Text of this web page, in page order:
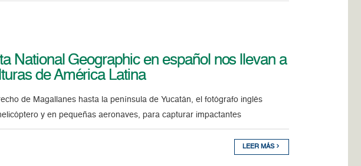
National Geographic en español nos llevan a
de América Latina
de Magallanes hasta la península de Yucatán, el fotógrafo inglés
y en pequeñas aeronaves, para capturar impactantes
LEER MÁS